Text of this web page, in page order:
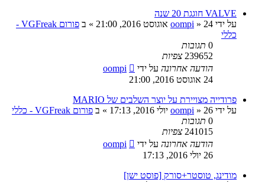
VALVE חוגגת 20 שנה
על ידי
oompi » 24 אוגוסט 2016, 21:00 » ב
פורום VGFreak -
כללי
0 תגובות
239652 צפיות
הודעה אחרונה על ידי
oompi
24 אוגוסט 2016, 21:00
פרודייה מצויירת על יוצר השלבים של MARIO
על ידי
oompi » 26 יולי 2016, 17:13 » ב פורום VGFreak - כללי
0 תגובות
241015 צפיות
הודעה אחרונה על ידי
oompi
26 יולי 2016, 17:13
מודינג, טוסטר+סורק [פוסט ישן]